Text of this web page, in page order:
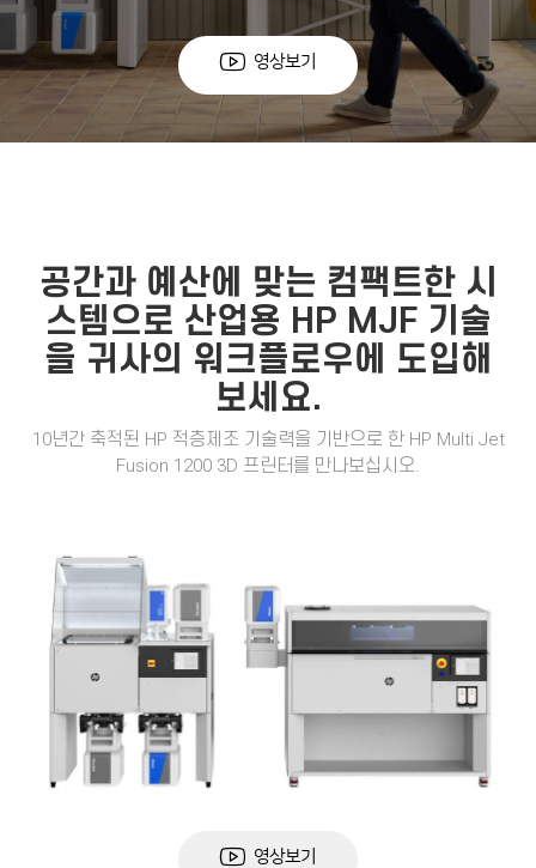
영상보기
공간과 예산에 맞는 컴팩트한 시
스템으로 산업용 HP MJF 기술
을 귀사의 워크플로우에 도입해
보세요.
10년간 축적된 HP 적층제조 기술력을 기반으로 한 HP Multi Jet
Fusion 1200 3D 프린터를 만나보십시오.
영상보기